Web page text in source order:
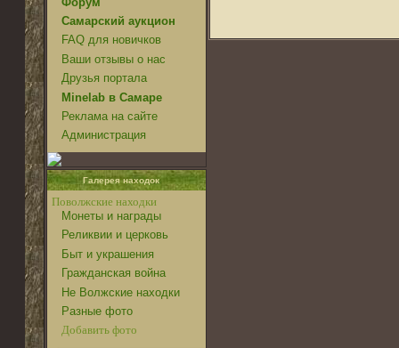
Самарский аукцион
FAQ для новичков
Ваши отзывы о нас
Друзья портала
Minelab в Самаре
Реклама на сайте
Администрация
Галерея находок
Поволжские находки
Монеты и награды
Реликвии и церковь
Быт и украшения
Гражданская война
Не Волжские находки
Разные фото
Добавить фото